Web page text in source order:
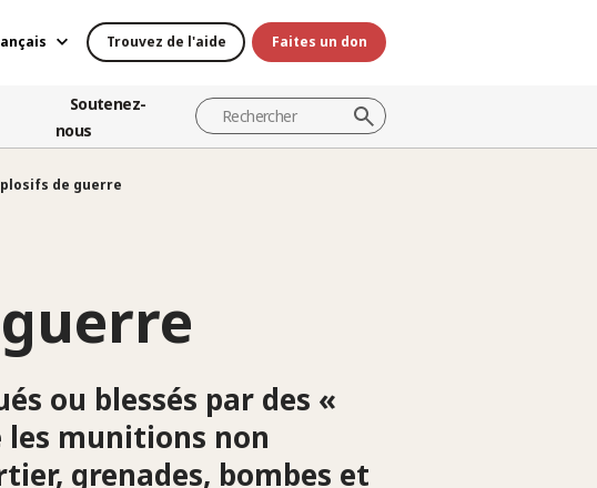
Trouvez de l'aide Faites un don
Soutenez-
nous
de guerre
ou blessés par des «
les munitions non
grenades, bombes et